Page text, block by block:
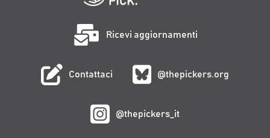
Ricevi aggiornamenti
Contattaci @thepickers.org
@thepickers_it